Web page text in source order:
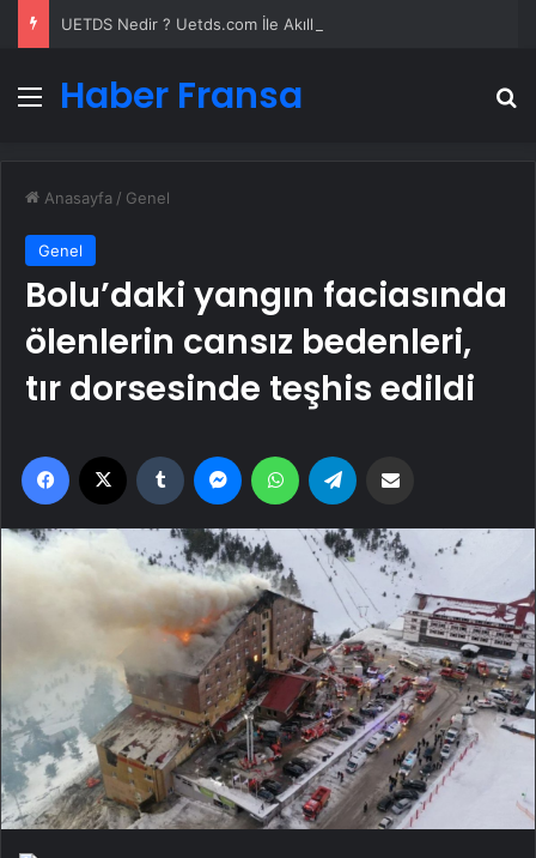
Menü
Haber Fransa
Anasayfa / Genel
Genel
Bolu’daki yangın faciasında
ölenlerin cansız bedenleri,
tır dorsesinde teşhis edildi
Facebook Tumblr MessengerWhatsApp